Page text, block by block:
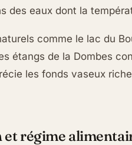
des eaux dont la
comme le lac du
étangs de la Dombes
les fonds vaseux
régime